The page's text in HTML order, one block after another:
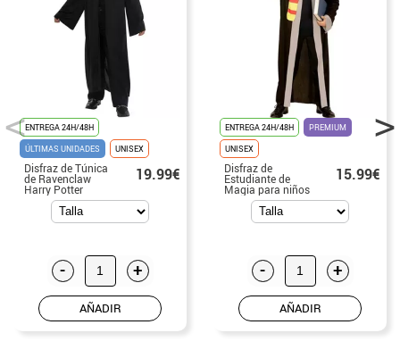
ENTREGA 24H/48H
ÚLTIMAS UNIDADES
UNISEX
Disfraz de Túnica
de Ravenclaw
Harry Potter
Clásica para
19.99€
- +
AÑADIR
ENTREGA 24H/48H
PREMIUM
UNISEX
Disfraz de
Estudiante de
Magia para niños
y adolescente
15.99€
- +
AÑADIR